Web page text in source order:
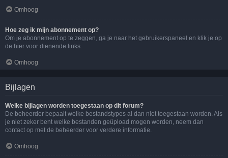
Omhoog
Hoe zeg ik mijn abonnement op?
Om je abonnement op te zeggen, ga je naar het gebruikerspaneel en klik je op
de hier voor dienende links.
Omhoog
Bijlagen
Welke bijlagen worden toegestaan op dit forum?
De beheerder bepaalt welke bestandstypes al dan niet toegestaan worden. Als
je niet zeker bent welke bestanden geüpload mogen worden, neem dan
contact op met de beheerder voor verdere informatie.
Omhoog